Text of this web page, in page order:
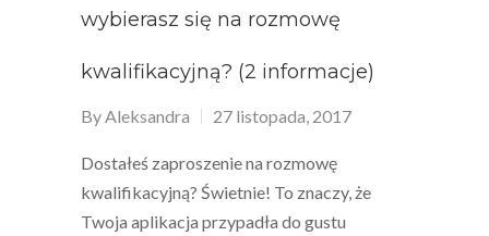
wybierasz się na rozmowę
kwalifikacyjną? (2 informacje)
By Aleksandra 27 listopada, 2017
Dostałeś zaproszenie na rozmowę
kwalifikacyjną? Świetnie! To znaczy, że
Twoja aplikacja przypadła do gustu